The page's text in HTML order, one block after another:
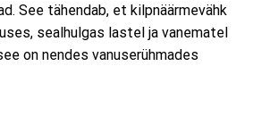
See tähendab, et kilpnäärmevähk
sealhulgas lastel ja vanematel
on nendes vanuserühmades